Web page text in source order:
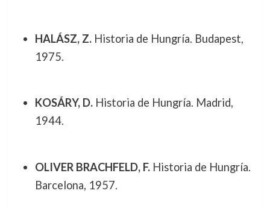
HALÁSZ, Z.Historia de Hungría. Budapest,
1975.
KOSÁRY, D.Historia de Hungría. Madrid,
1944.
OLIVER BRACHFELD, F.Historia de Hungría.
Barcelona, 1957.